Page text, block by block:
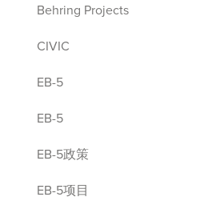
Behring Projects
CIVIC
EB-5
EB-5
EB-5政策
EB-5项目